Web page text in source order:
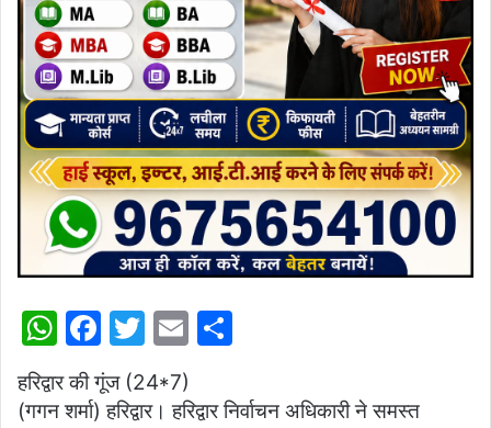
W
at
F
a
c
T
itt
E
ai ar
हरिद्वार की गूंज (24*7)
(गगन शर्मा) हरिद्वार। हरिद्वार निर्वाचन अधिकारी ने समस्त